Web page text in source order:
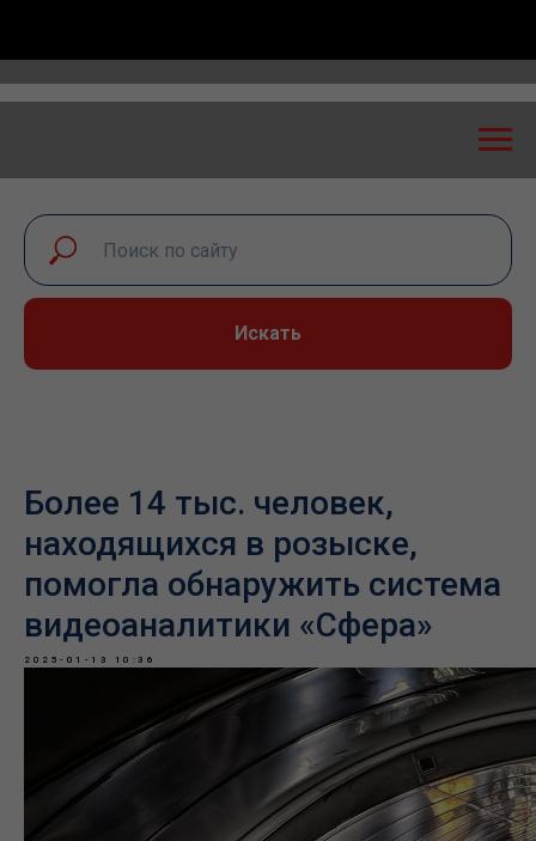
Искать
Более 14 тыс. человек,
находящихся в розыске,
помогла обнаружить система
видеоаналитики «Сфера»
2025-01-13 10:36